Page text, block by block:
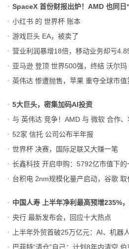
SpaceX 首份财报出炉！AMD 也同日“
小红书 的 世界杯 账本
游戏巨头 EA，被卖了
营业利润暴增18倍，移动业务却亏4.85亿
亚马逊 登顶 世界500强，终结 沃尔
英伟达 惨遭抛售，苹果 重夺全球市值
5大巨头，密集加码AI投资
与 英伟达 竞争！AMD 与 微软 合作
52家 信托 公司公布半年报
世界杯 决赛，国际足联又大赚一笔
长鑫科技 开启申购：5792亿市值下的
台积电 2nm规模化量产启动，谷歌 取
中国人寿 上半年净利最高预增235%
央行 最新发布会，回应十大热点
上半年外贸首破25万亿元：AI、机器
巴菲特“清仓”自己：计划8年内清空